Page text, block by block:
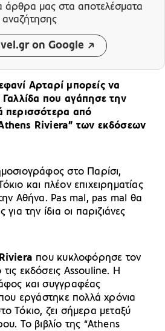
άρθρα μας στα αποτελέσματα
αναζήτησης
on Google
Αρταρί μπορείς να
Γαλλίδα που αγάπησε την
περισσότερα από
Riviera” των εκδόσεων
στο Παρίσι,
και πλέον επιχειρηματίας
Αθήνα. Pas mal, pas mal θα
για την ίδια οι παριζιάνες
που κυκλοφόρησε τον
εκδόσεις Assouline. Η
και συγγραφέας
εργάστηκε πολλά χρόνια
Τόκιο, ζει σήμερα μεταξύ
Το βιβλίο της “Αthens